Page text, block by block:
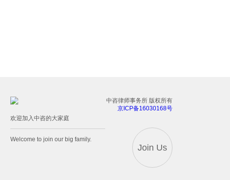
欢迎加入中咨的大家庭
Welcome to join our big family.
中咨律师事务所 版权所有
京ICP备16030168号
Join Us